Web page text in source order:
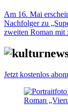
Am 16. Mai
Nachfolger zu
zweiten Roman mit
Jetzt kostenlos